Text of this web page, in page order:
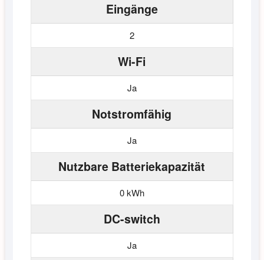
Eingänge
2
Wi-Fi
Ja
Notstromfähig
Ja
Nutzbare Batteriekapazität
0 kWh
DC-switch
Ja